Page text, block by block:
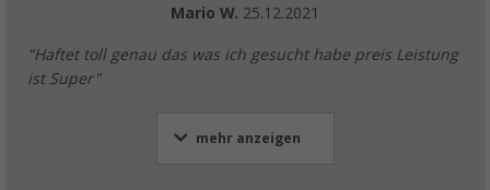
Mario W. 25.12.2021
"Haftet toll genau das was ich gesucht habe preis Leistung
ist Super"
mehr anzeigen